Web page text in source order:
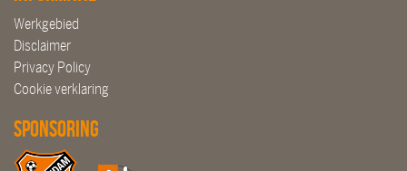
Werkgebied
Disclaimer
Privacy Policy
Cookie verklaring
Sponsoring